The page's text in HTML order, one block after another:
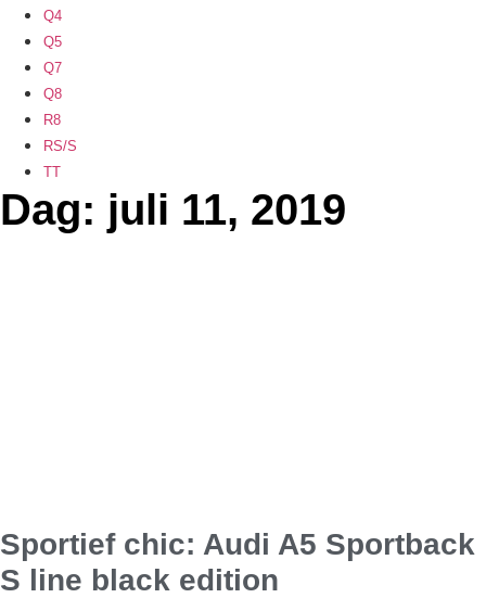
Q4
Q5
Q7
Q8
R8
RS/S
TT
Dag: juli 11, 2019
Sportief chic: Audi A5 Sportback
S line black edition